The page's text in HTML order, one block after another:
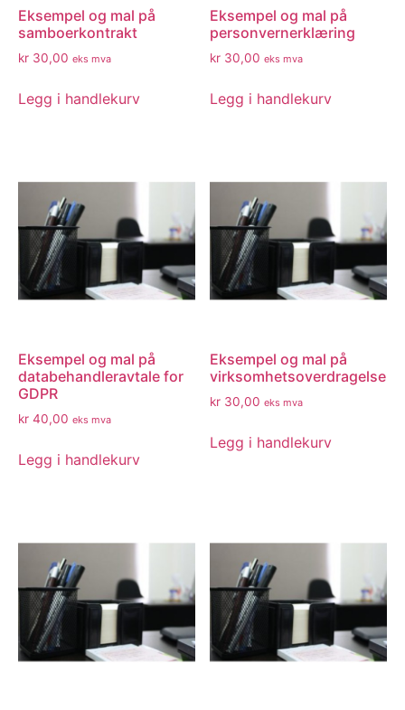
Eksempel og mal på
samboerkontrakt
kr 30,00 eks mva
Legg i handlekurv
Eksempel og mal på
personvernerklæring
kr 30,00 eks mva
Legg i handlekurv
Eksempel og mal på
databehandleravtale for
GDPR
kr 40,00 eks mva
Legg i handlekurv
Eksempel og mal på
virksomhetsoverdragelse
kr 30,00 eks mva
Legg i handlekurv